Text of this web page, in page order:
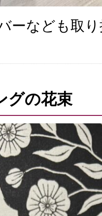
ーなども取
グの花束